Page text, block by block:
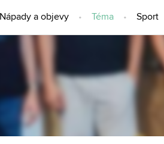
Nápady a objevy Téma Sport